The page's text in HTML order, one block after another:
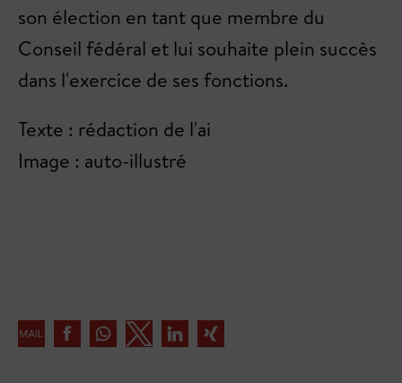
son élection en tant que membre du
Conseil fédéral et lui souhaite plein succès
dans l'exercice de ses fonctions.
Texte : rédaction de l'ai
Image : auto-illustré